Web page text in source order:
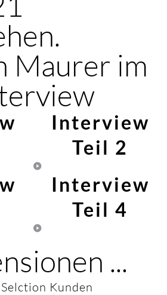
Maurer im
Interview
Teil 2
Interview
Teil 4
...
Kunden